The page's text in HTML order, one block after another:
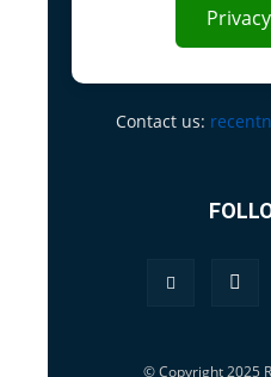
Contact us:
© Copyright 2025